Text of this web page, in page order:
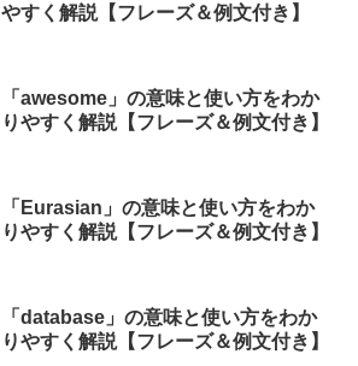
やすく解説【フレーズ＆例文付き】
「awesome」の意味と使い方をわか
りやすく解説【フレーズ＆例文付き】
「Eurasian」の意味と使い方をわか
りやすく解説【フレーズ＆例文付き】
「database」の意味と使い方をわか
りやすく解説【フレーズ＆例文付き】